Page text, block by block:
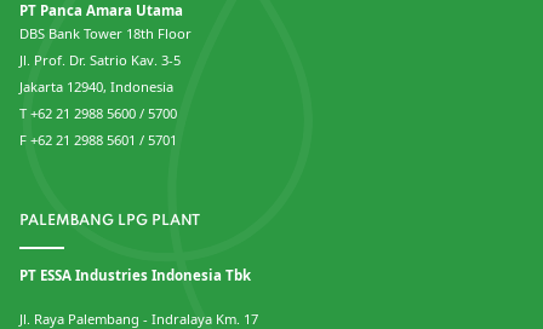
PT Panca Amara Utama
DBS Bank Tower 18th Floor
Jl. Prof. Dr. Satrio Kav. 3-5
Jakarta 12940, Indonesia
T +62 21 2988 5600 / 5700
F +62 21 2988 5601 / 5701
PALEMBANG LPG PLANT
PT ESSA Industries Indonesia Tbk
Jl. Raya Palembang - Indralaya Km. 17